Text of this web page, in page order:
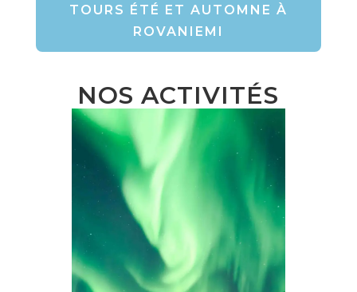
TOURS ÉTÉ ET AUTOMNE À
ROVANIEMI
NOS ACTIVITÉS